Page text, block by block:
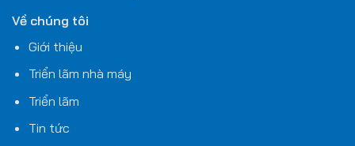
Về chúng tôi
Giới thiệu
Triển lãm nhà máy
Triển lãm
Tin tức